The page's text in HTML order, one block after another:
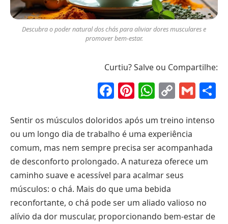
Descubra o poder natural dos chás para aliviar dores musculares e
promover bem-estar.
Curtiu? Salve ou Compartilhe:
Facebook
Pinterest
Copy
Sentir os músculos doloridos após um treino intenso
ou um longo dia de trabalho é uma experiência
comum, mas nem sempre precisa ser acompanhada
de desconforto prolongado. A natureza oferece um
caminho suave e acessível para acalmar seus
músculos: o chá. Mais do que uma bebida
reconfortante, o chá pode ser um aliado valioso no
alívio da dor muscular, proporcionando bem-estar de